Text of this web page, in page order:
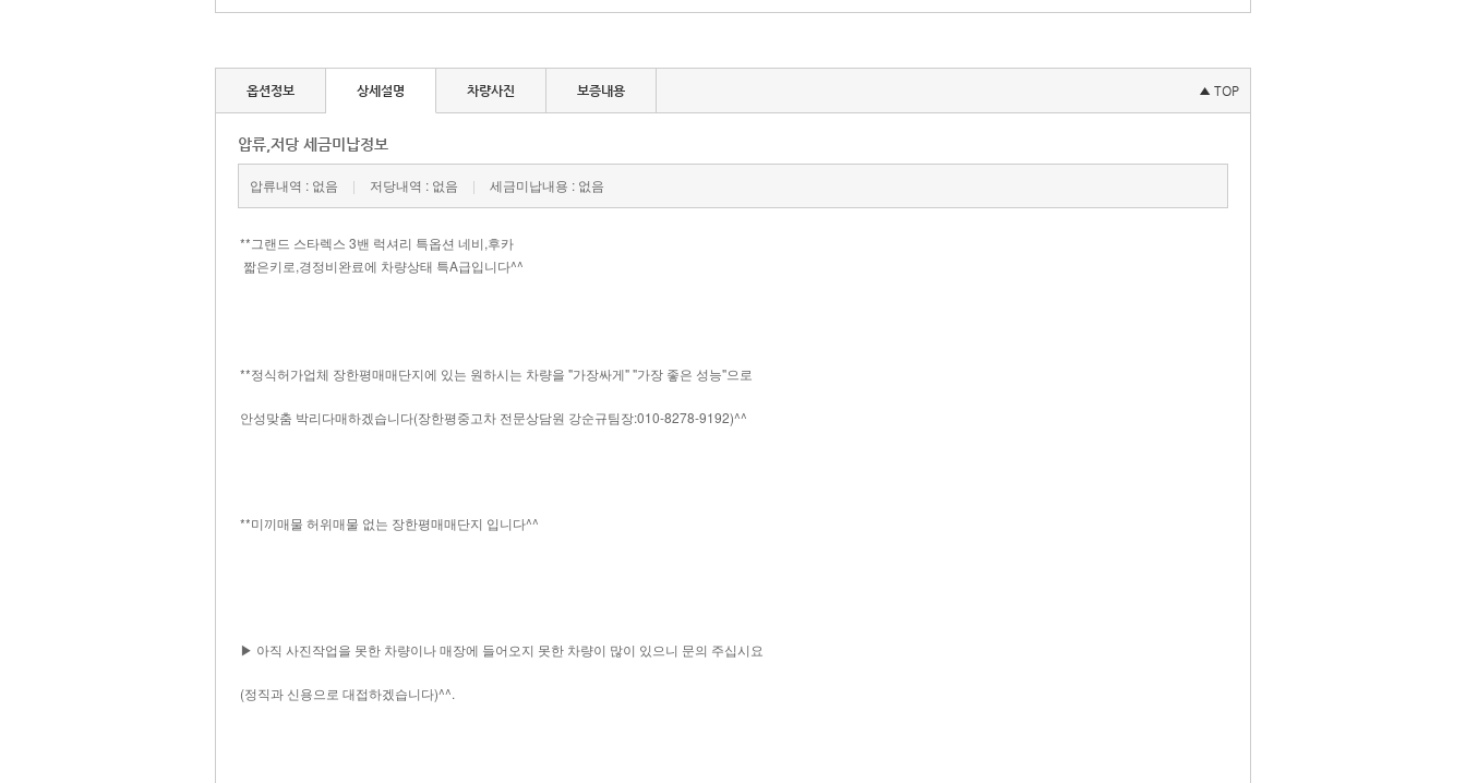
옵션정보 상세설명 차량사진 보증내용 ▲ TOP
압류,저당 세금미납정보
압류내역 : 없음 | 저당내역 : 없음 | 세금미납내용 : 없음
​**그랜드 스타렉스 3밴 럭셔리 특옵션 네비,후카
짧은키로,경정비완료에 차량상태 특A급입니다^^
**정식허가업체 장한평매매단지에 있는 원하시는 차량을 "가장싸게" "가장 좋은 성능"으로
안성맞춤 박리다매하겠습니다(장한평중고차 전문상담원 강순규팀장:010-8278-9192)^^
**미끼매물 허위매물 없는 장한평매매단지 입니다^^
▶ 아직 사진작업을 못한 차량이나 매장에 들어오지 못한 차량이 많이 있으니 문의 주십시요
(정직과 신용으로 대접하겠습니다)^^.